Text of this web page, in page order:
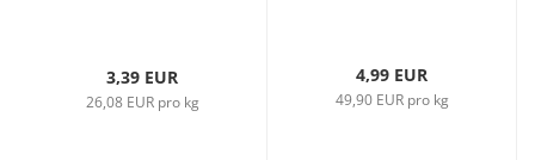
3,39 EUR
26,08 EUR pro kg
4,99 EUR
49,90 EUR pro kg